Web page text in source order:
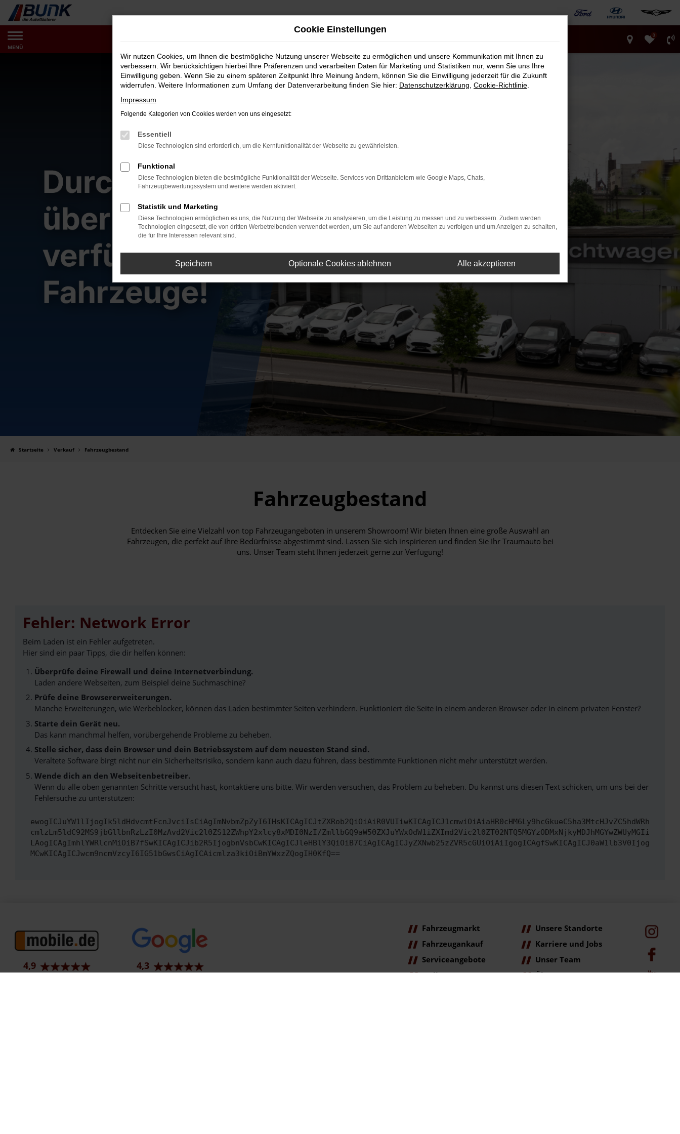
Zum
Hauptinhalt
springen
MENÜ
0
Startseite Verkauf Fahrzeugbestand
Fahrzeugbestand
Entdecken Sie eine Vielzahl von top Fahrzeugangeboten in unserem Showroom! Wir bieten Ihnen eine große Auswahl an
Fahrzeugen, die perfekt auf Ihre Bedürfnisse abgestimmt sind. Lassen Sie sich inspirieren und finden Sie Ihr Traumauto bei
uns. Unser Team steht Ihnen jederzeit gerne zur Verfügung!
Fehler: Network Error
Beim Laden ist ein Fehler aufgetreten.
Hier sind ein paar Tipps, die dir helfen können:
Überprüfe deine Firewall und deine Internetverbindung.
Laden andere Webseiten, zum Beispiel deine Suchmaschine?
Prüfe deine Browsererweiterungen.
Manche Erweiterungen, wie Werbeblocker, können das Laden bestimmter Seiten verhindern. Funktioniert die Seite in einem anderen Browser oder in einem privaten Fenster?
Starte dein Gerät neu.
Das kann manchmal helfen, vorübergehende Probleme zu beheben.
Stelle sicher, dass dein Browser und dein Betriebssystem auf dem neuesten Stand sind.
Veraltete Software birgt nicht nur ein Sicherheitsrisiko, sondern kann auch dazu führen, dass bestimmte Funktionen nicht mehr unterstützt werden.
Wende dich an den Webseitenbetreiber.
Wenn du alle oben genannten Schritte versucht hast, kontaktiere uns bitte. Wir werden versuchen, das Problem zu beheben. Du kannst uns diesen Text schicken, um uns bei der
Fehlersuche zu unterstützen:
ewogICJuYW1lIjogIk5ldHdvcmtFcnJvciIsCiAgImNvbmZpZyI6IHsKICAgICJtZXRob2QiOiAiR0VUIiwKICAgICJ1cmwiOiAiaHR0cHM6Ly9hcGkueC5ha3MtcHJvZC5hdWRh
cmlzLm5ldC92MS9jbGllbnRzLzI0MzAvd2Vic2l0ZS12ZWhpY2xlcy8xMDI0NzI/ZmllbGQ9aW50ZXJuYWxOdW1iZXImd2Vic2l0ZT02NTQ5MGYzODMxNjkyMDJhMGYwZWUyMGIi
LAogICAgImhlYWRlcnMiOiB7fSwKICAgICJib2R5IjogbnVsbCwKICAgICJleHBlY3QiOiB7CiAgICAgICJyZXNwb25zZVR5cGUiOiAiIgogICAgfSwKICAgICJ0aW1lb3V0Ijog
MCwKICAgICJwcm9ncmVzcyI6IG51bGwsCiAgICAicmlza3kiOiBmYWxzZQogIH0KfQ==
4,9 4,3
Fahrzeugmarkt
Fahrzeugankauf
Serviceangebote
Online
Unsere Standorte
Karriere und Jobs
Unser Team
Über Uns
Cookie Einstellungen
Wir nutzen Cookies, um Ihnen die bestmögliche Nutzung unserer Webseite zu ermöglichen und unsere Kommunikation mit Ihnen zu
verbessern. Wir berücksichtigen hierbei Ihre Präferenzen und verarbeiten Daten für Marketing und Statistiken nur, wenn Sie uns Ihre
Einwilligung geben. Wenn Sie zu einem späteren Zeitpunkt Ihre Meinung ändern, können Sie die Einwilligung jederzeit für die Zukunft
widerrufen. Weitere Informationen zum Umfang der Datenverarbeitung finden Sie hier: Datenschutzerklärung Cookie-Richtlinie
Impressum
Folgende Kategorien von Cookies werden von uns eingesetzt:
Essentiell
Diese Technologien sind erforderlich, um die Kernfunktionalität der Webseite zu gewährleisten.
Funktional
Diese Technologien bieten die bestmögliche Funktionalität der Webseite. Services von Drittanbietern wie Google Maps, Chats,
Fahrzeugbewertungssystem und weitere werden aktiviert.
Statistik und Marketing
Diese Technologien ermöglichen es uns, die Nutzung der Webseite zu analysieren, um die Leistung zu messen und zu verbessern. Zudem werden
Technologien eingesetzt, die von dritten Werbetreibenden verwendet werden, um Sie auf anderen Webseiten zu verfolgen und um Anzeigen zu schalten,
die für Ihre Interessen relevant sind.
Speichern Optionale Cookies ablehnen Alle akzeptieren